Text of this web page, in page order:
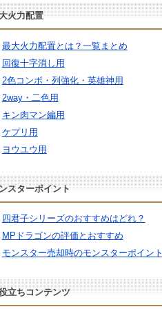
火力配置
最大火力配置とは？一覧まとめ
回復十字消し用
2色コンボ・列強化・英雄神用
2way・二色用
キン肉マン編用
ケプリ用
ヨウユウ用
スターポイント
四君子シリーズのおすすめはどれ？
MPドラゴンの評価とおすすめ
モンスター売却時のモンスターポイント
立ちコンテンツ